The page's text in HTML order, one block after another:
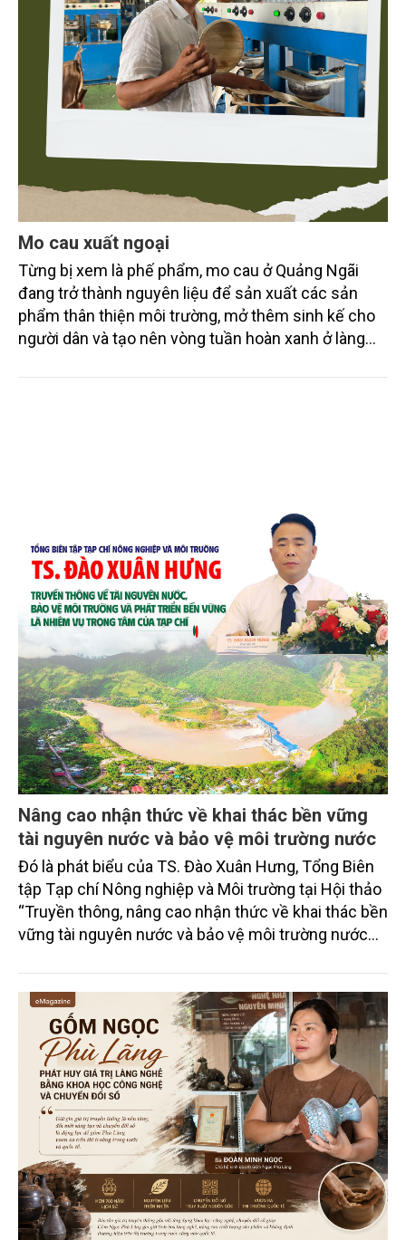
Mo cau xuất ngoại
Từng bị xem là phế phẩm, mo cau ở Quảng Ngãi
đang trở thành nguyên liệu để sản xuất các sản
phẩm thân thiện môi trường, mở thêm sinh kế cho
người dân và tạo nên vòng tuần hoàn xanh ở làng
chén, dĩa... từ mo cau đã được thị trường trong nước
Nâng cao nhận thức về khai thác bền vững
tài nguyên nước và bảo vệ môi trường nước
Đó là phát biểu của TS. Đào Xuân Hưng, Tổng Biên
tập Tạp chí Nông nghiệp và Môi trường tại Hội thảo
“Truyền thông, nâng cao nhận thức về khai thác bền
vững tài nguyên nước và bảo vệ môi trường nước
trường phối hợp với Sở Nông nghiệp và Môi trường
tỉnh Lai Châu tổ chức ngày 10/7/2026. Hội thảo thu
hút sự tham gia của hơn 100 đại biểu là lãnh đạo
các đơn vị thuộc Bộ Nông nghiệp và Môi trường,
chuyên gia, nhà khoa học, Sở Nông nghiệp và Môi
trường tỉnh Lai Châu và đại diện các cơ quan đơn vị
doanh nghiệp ở các tỉnh miền núi phía Bắc.